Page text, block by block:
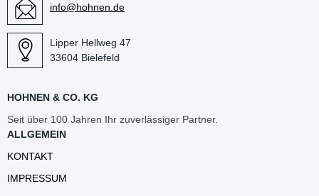
info@hohnen.de
Lipper Hellweg 47
33604 Bielefeld
HOHNEN & CO. KG
Seit über 100 Jahren Ihr zuverlässiger Partner.
ALLGEMEIN
KONTAKT
IMPRESSUM